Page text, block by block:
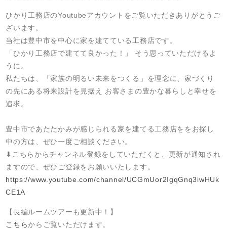
ひかり工務店のYoutubeアカウントをご覧いただきありがとうご
ざいます。
当社は豊中市を中心に家を建てている工務店です。
「ひかり工務店で建てて良かった！」 そう思っていただけるよ
うに。
私たちは、「家族の明るい未来をつくる」を理念に、家づくり
の先にある将来設計を見据え お客さまの豊かな暮らしと幸せを
追求。
豊中市であたたかみが感じられる家を建てる工務店ををお探し
中の方は、ぜひ一度ご相談ください。
⬇︎こちらからチャンネル登録をしていただくと、更新が通知され
ますので、ぜひご登録をお願いいたします。
https://www.youtube.com/channel/UCGmUor2IgqGnq3iwHUk
CE1A
【長編ルームツアーも更新中！】
こちらからご覧いただけます。